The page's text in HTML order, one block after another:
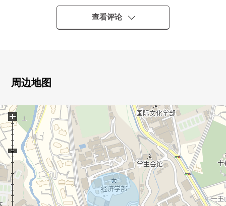
屋顶，阳台的房檐防水工程
内装煤气灶交换，厕所更换、浴缸，有淋浴的混合栓交
CF张替(DK)，Cross换新、拉门换新、畳新制(3楼日式房间)
■1台汽车空间(有尺寸限制)
■在对1楼部分，对感到开放感觉的露台已经设置
■是自然富裕的居住环境。
查看评论
周边地图
+